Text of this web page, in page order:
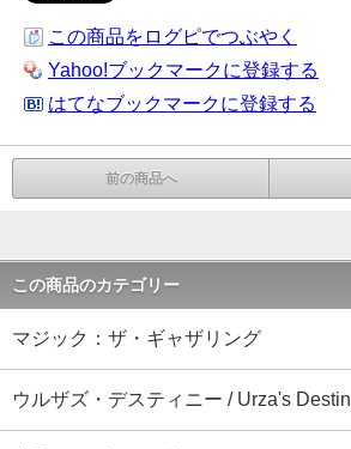
この商品をログピでつぶやく
Yahoo!ブックマークに登録する
はてなブックマークに登録する
前の商品へ
この商品のカテゴリー
マジック：ザ・ギャザリング
ウルザズ・デスティニー / Urza's